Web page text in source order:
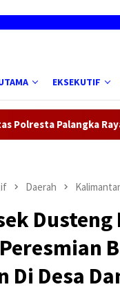
EKSEKUTIF
Raya Beri
Daerah
Di Desa